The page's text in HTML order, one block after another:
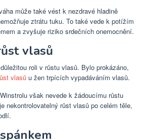
může také vést k nezdravé hladině
ztrátu tuku. To také vede k potížím
a zvyšuje riziko srdečních onemocnění.
vlasů
roli v růstu vlasů. Bylo prokázáno,
vlasů u žen trpících vypadáváním vlasů.
však nevede k žádoucímu růstu
nekontrolovatelný růst vlasů po celém těle,